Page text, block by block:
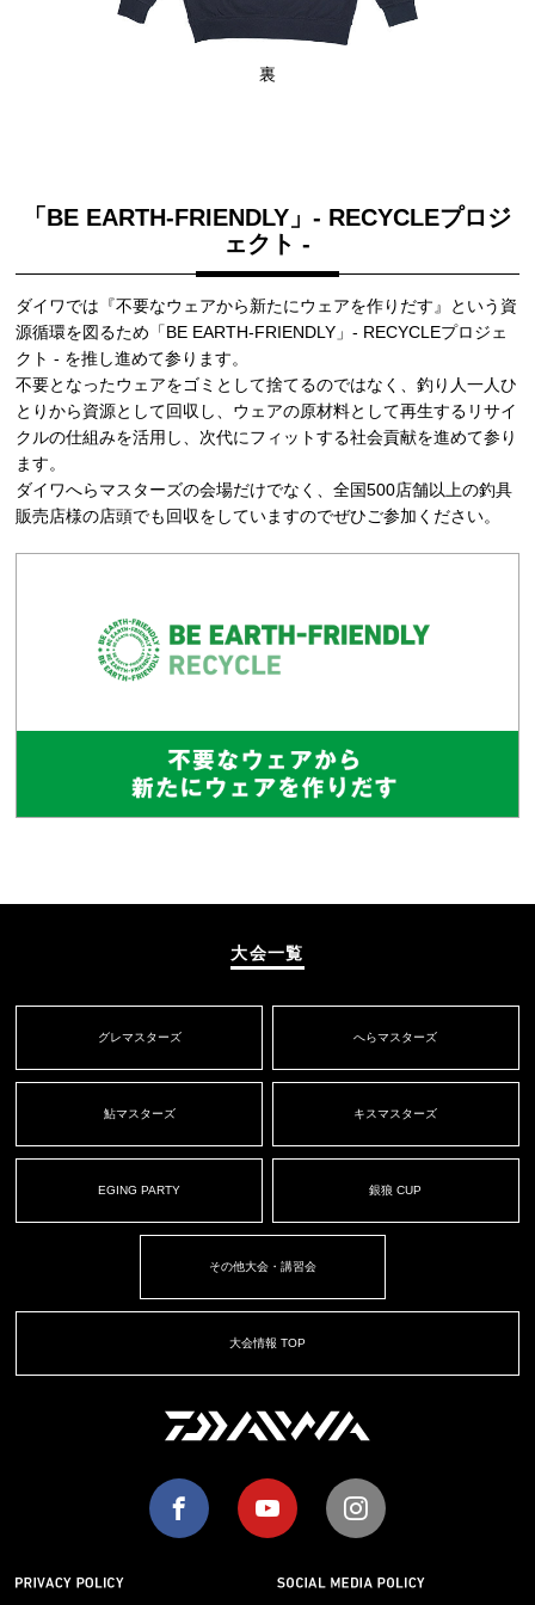
裏
「BE EARTH-FRIENDLY」- RECYCLEプロジ
ェクト -
ダイワでは『不要なウェアから新たにウェアを作りだす』という資
源循環を図るため「BE EARTH-FRIENDLY」- RECYCLEプロジェ
クト - を推し進めて参ります。
不要となったウェアをゴミとして捨てるのではなく、釣り人一人ひ
とりから資源として回収し、ウェアの原材料として再生するリサイ
クルの仕組みを活用し、次代にフィットする社会貢献を進めて参り
ます。
ダイワへらマスターズの会場だけでなく、全国500店舗以上の釣具
販売店様の店頭でも回収をしていますのでぜひご参加ください。
大会一覧
グレマスターズ へらマスターズ
鮎マスターズ キスマスターズ
EGING PARTY 銀狼 CUP
その他大会・講習会
大会情報 TOP